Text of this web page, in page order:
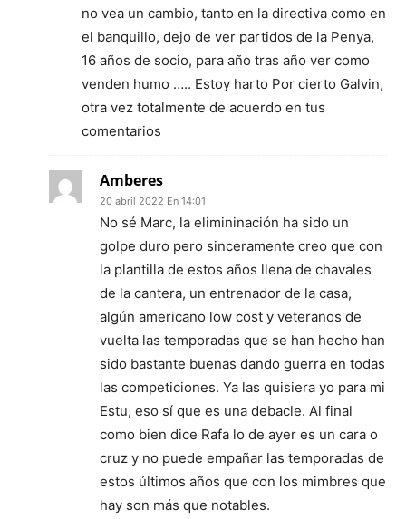
no vea un cambio, tanto en la directiva como en
el banquillo, dejo de ver partidos de la Penya,
16 años de socio, para año tras año ver como
venden humo ….. Estoy harto Por cierto Galvin,
otra vez totalmente de acuerdo en tus
comentarios
Amberes
20 abril 2022 En 14:01
No sé Marc, la elimininación ha sido un
golpe duro pero sinceramente creo que con
la plantilla de estos años llena de chavales
de la cantera, un entrenador de la casa,
algún americano low cost y veteranos de
vuelta las temporadas que se han hecho han
sido bastante buenas dando guerra en todas
las competiciones. Ya las quisiera yo para mi
Estu, eso sí que es una debacle. Al final
como bien dice Rafa lo de ayer es un cara o
cruz y no puede empañar las temporadas de
estos últimos años que con los mimbres que
hay son más que notables.